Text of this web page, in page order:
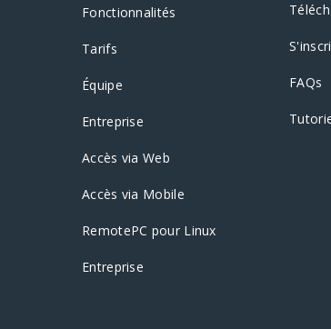
Fonctionnalités
Tarifs
Équipe
Entreprise
Accès via Web
Accès via Mobile
RemotePC pour Linux
Entreprise
FAQs